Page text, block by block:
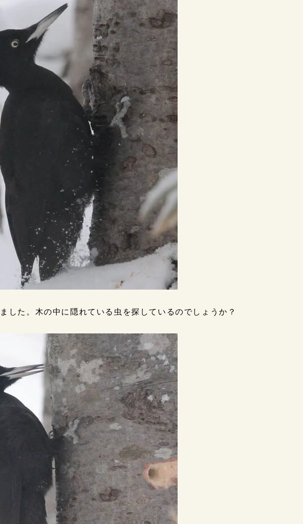
した。木の中に隠れている虫を探しているのでしょうか？